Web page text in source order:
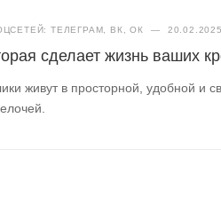
ТЕЛЕГРАМ, ВК, ОК — 20.02.2025
сделает жизнь ваших
живут в просторной, удобной и